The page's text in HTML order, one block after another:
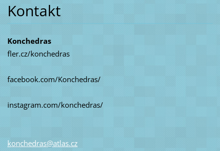
Kontakt
Konchedras
fler.cz/konchedras
facebook.com/Konchedras/
instagram.com/konchedras/
konchedras@atlas.cz